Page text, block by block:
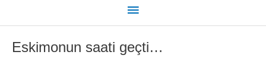
Eskimonun saati geçti…